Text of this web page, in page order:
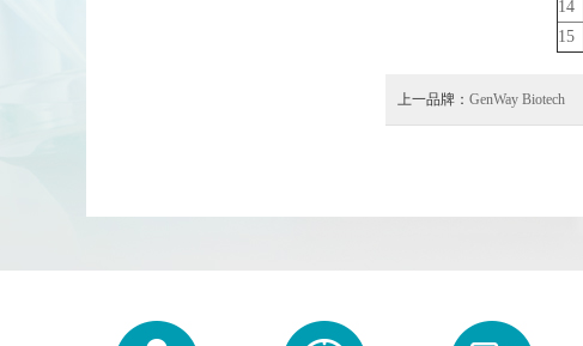
14
15
上一品牌： GenWay Biotech